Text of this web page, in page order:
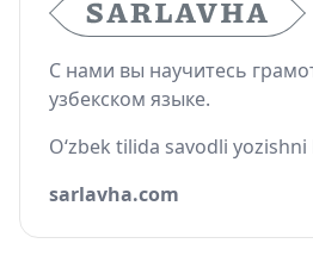
С нами вы научитесь
узбекском языке.
O‘zbek tilida savodli
sarlavha.com